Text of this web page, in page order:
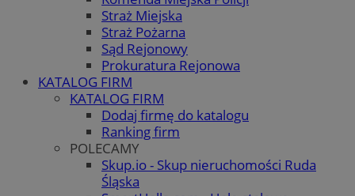
Straż Miejska
Straż Pożarna
Sąd Rejonowy
Prokuratura Rejonowa
KATALOG FIRM
KATALOG FIRM
Dodaj firmę do katalogu
Ranking firm
POLECAMY
Skup.io - Skup nieruchomości Ruda
Śląska